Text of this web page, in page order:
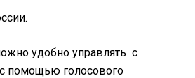
удобно управлять с
помощью голосового